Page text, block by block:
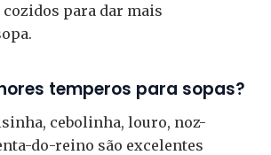
para dar mais
temperos para sopas?
cebolinha, louro, noz-
do-reino são excelentes